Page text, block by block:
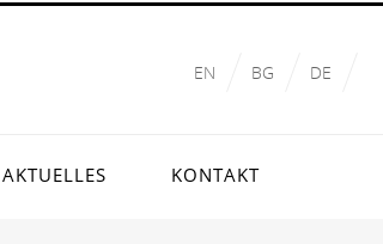
EN BG DE
AKTUELLES KONTAKT